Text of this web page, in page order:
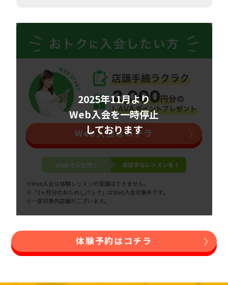
Web入会はコチラ
※Web入会は体験レッスンの受講はできません。
※「3ヶ月分のおためしパック」はWeb入会対象外です。
※一部対象外店舗がございます。
2025年11月より
Web入会を一時停止
しております
体験予約はコチラ